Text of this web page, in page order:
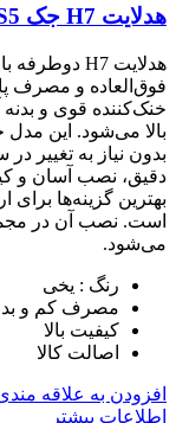
هدلایت H7 جک S5
فوق‌العاده و مصرف
خنک‌کننده قوی و
بالا می‌شود. این مدل
بدون نیاز به
بهترین گزینه‌ها
می‌شود.
رنگ : یخی
مصرف کم و
کیفیت بالا
اصالت کالا
افزودن به علاقه
اطلاعات بیشتر